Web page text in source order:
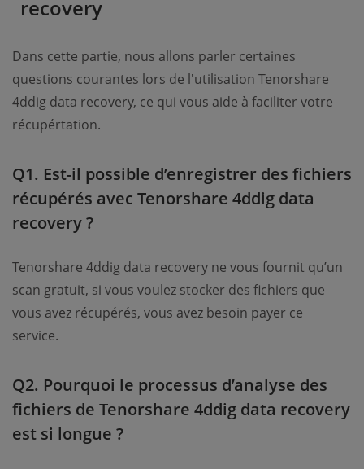
recovery
Dans cette partie, nous allons parler certaines
questions courantes lors de l'utilisation Tenorshare
4ddig data recovery, ce qui vous aide à faciliter votre
récupértation.
Q1. Est-il possible d’enregistrer des fichiers
récupérés avec Tenorshare 4ddig data
recovery ?
Tenorshare 4ddig data recovery ne vous fournit qu’un
scan gratuit, si vous voulez stocker des fichiers que
vous avez récupérés, vous avez besoin payer ce
service.
Q2. Pourquoi le processus d’analyse des
fichiers de Tenorshare 4ddig data recovery
est si longue ?